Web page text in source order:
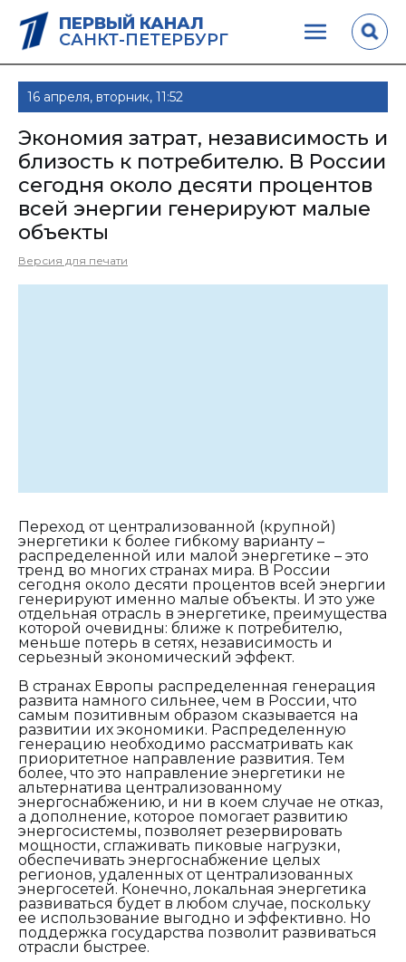
ПЕРВЫЙ КАНАЛ
САНКТ-ПЕТЕРБУРГ
16 апреля, вторник, 11:52
Экономия затрат, независимость и
близость к потребителю. В России
сегодня около десяти процентов
всей энергии генерируют малые
объекты
Версия для печати
Переход от централизованной (крупной)
энергетики к более гибкому варианту –
распределенной или малой энергетике – это
тренд во многих странах мира. В России
сегодня около десяти процентов всей энергии
генерируют именно малые объекты. И это уже
отдельная отрасль в энергетике, преимущества
которой очевидны: ближе к потребителю,
меньше потерь в сетях, независимость и
серьезный экономический эффект.
В странах Европы распределенная генерация
развита намного сильнее, чем в России, что
самым позитивным образом сказывается на
развитии их экономики. Распределенную
генерацию необходимо рассматривать как
приоритетное направление развития. Тем
более, что это направление энергетики не
альтернатива централизованному
энергоснабжению, и ни в коем случае не отказ,
а дополнение, которое помогает развитию
энергосистемы, позволяет резервировать
мощности, сглаживать пиковые нагрузки,
обеспечивать энергоснабжение целых
регионов, удаленных от централизованных
энергосетей. Конечно, локальная энергетика
развиваться будет в любом случае, поскольку
ее использование выгодно и эффективно. Но
поддержка государства позволит развиваться
отрасли быстрее.